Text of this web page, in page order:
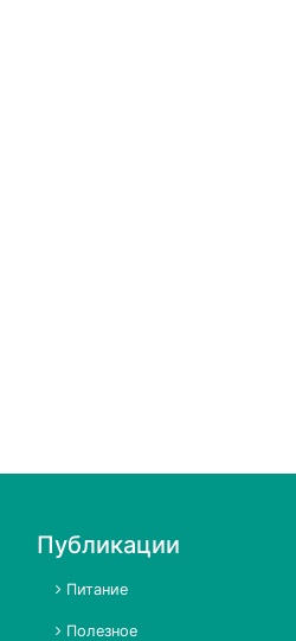
Публикации
Питание
Полезное